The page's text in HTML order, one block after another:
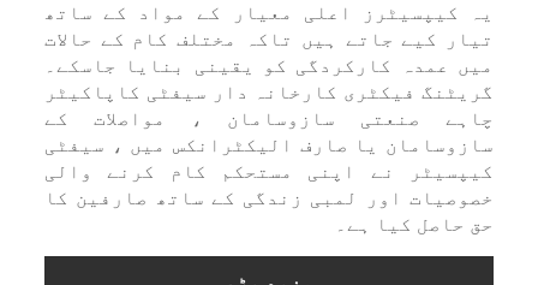
کیپسیٹرز اعلی معیار کے مواد کے ساتھ
کیے جاتے ہیں تاکہ مختلف کام کے حالات
عمدہ کارکردگی کو یقینی بنایا جاسکے۔
فیکٹری کارخانہ دار سیفٹی کاپاکیٹر
صنعتی سازوسامان ، مواصلات کے
یا صارف الیکٹرانکس میں ، سیفٹی
نے اپنی مستحکم کام کرنے والی
اور لمبی زندگی کے ساتھ صارفین کا
حاصل کیا ہے۔